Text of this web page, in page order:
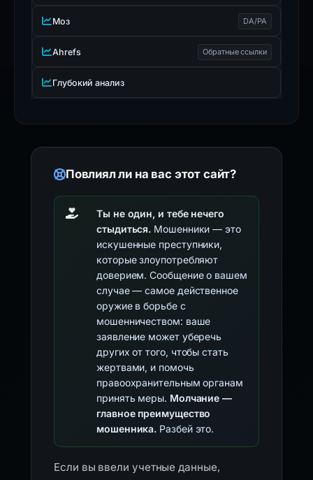
Моз DA/PA
Ahrefs Обратные ссылки
Глубокий анализ
Повлиял ли на вас этот сайт?
Ты не один, и тебе нечего
стыдиться. Мошенники — это
искушенные преступники,
которые злоупотребляют
доверием. Сообщение о вашем
случае — самое действенное
оружие в борьбе с
мошенничеством: ваше
заявление может уберечь
других от того, чтобы стать
жертвами, и помочь
правоохранительным органам
принять меры. Молчание —
главное преимущество
мошенника. Разбей это.
Если вы ввели учетные данные,